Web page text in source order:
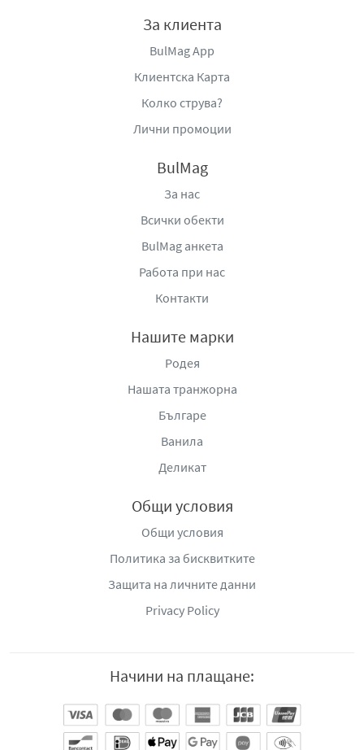
област Варна, България, тел:
www.berezka.bg
За клиента
BulMag App
Клиентска Карта
Колко струва?
Лични промоции
BulMag
За нас
Всички обекти
BulMag анкета
Работа при нас
Контакти
Нашите марки
Родея
Нашата транжорна
Българе
Ванила
Деликат
Общи условия
Общи условия
Политика за бисквитките
Защита на личните данни
Privacy Policy
Начини на плащане: